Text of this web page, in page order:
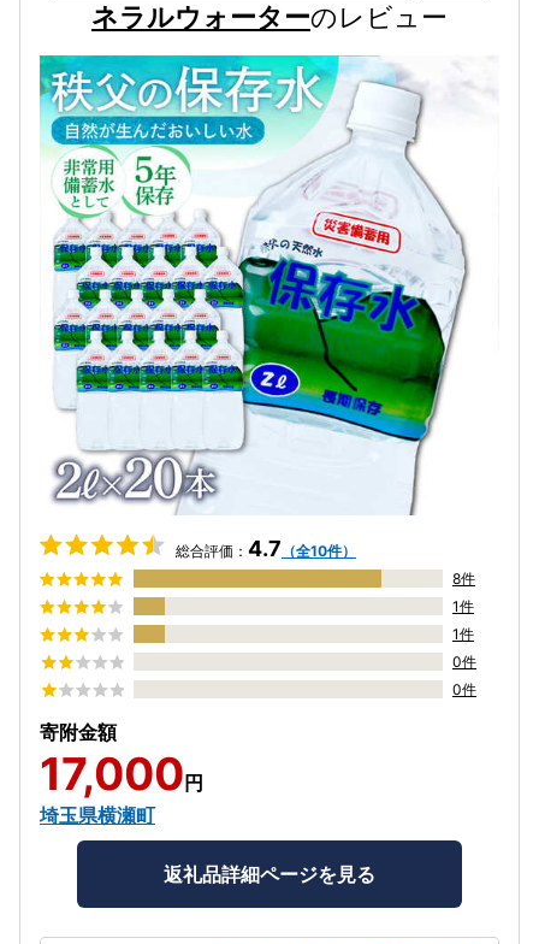
ネラルウォーターのレビュー
総合評価： 4.7 （全10件）
8件
1件
1件
0件
0件
寄附金額
17,000 円
埼玉県横瀬町
返礼品詳細ページを見る